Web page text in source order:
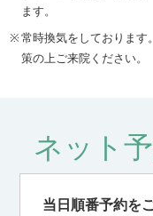
ます。
常時換気をしておりま
策の上ご来院ください。
ネット
当日順番予約を